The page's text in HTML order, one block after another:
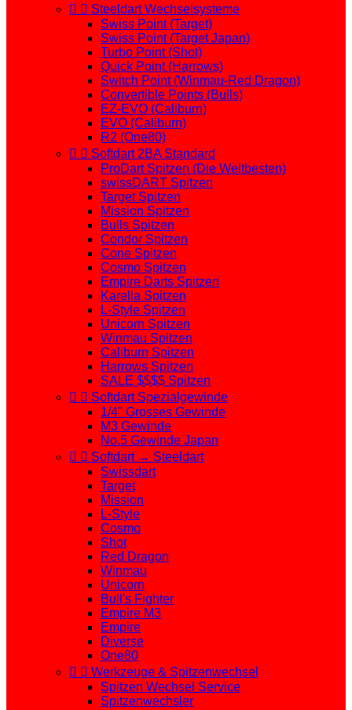
  Steeldart Wechselsysteme
Swiss Point (Target)
Swiss Point (Target Japan)
Turbo Point (Shot)
Quick Point (Harrows)
Switch Point (Winmau-Red Dragon)
Convertible Points (Bulls)
EZ-EVO (Caliburn)
EVO (Caliburn)
R2 (One80)
  Softdart 2BA Standard
ProDart Spitzen (Die Weltbesten)
swissDART Spitzen
Target Spitzen
Mission Spitzen
Bulls Spitzen
Condor Spitzen
Cone Spitzen
Cosmo Spitzen
Empire Darts Spitzen
Karella Spitzen
L-Style Spitzen
Unicorn Spitzen
Winmau Spitzen
Caliburn Spitzen
Harrows Spitzen
SALE $$$$ Spitzen
  Softdart Spezialgewinde
1/4" Grosses Gewinde
M3 Gewinde
No.5 Gewinde Japan
  Softdart → Steeldart
Swissdart
Target
Mission
L-Style
Cosmo
Shot
Red Dragon
Winmau
Unicorn
Bull's Fighter
Empire M3
Empire
Diverse
One80
  Werkzeuge & Spitzenwechsel
Spitzen Wechsel Service
Spitzenwechsler